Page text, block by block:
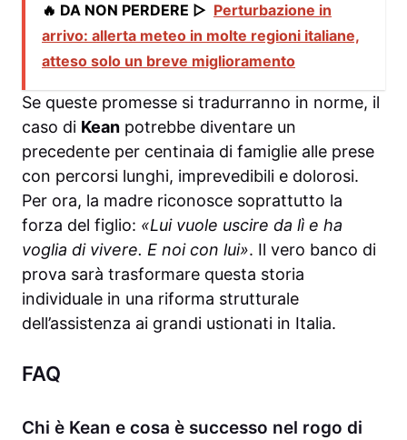
🔥 DA NON PERDERE ▷ Perturbazione in
arrivo: allerta meteo in molte regioni italiane,
atteso solo un breve miglioramento
Se queste promesse si tradurranno in norme, il
caso di Kean potrebbe diventare un
precedente per centinaia di famiglie alle prese
con percorsi lunghi, imprevedibili e dolorosi.
Per ora, la madre riconosce soprattutto la
forza del figlio: «Lui vuole uscire da lì e ha
voglia di vivere. E noi con lui». Il vero banco di
prova sarà trasformare questa storia
individuale in una riforma strutturale
dell’assistenza ai grandi ustionati in Italia.
FAQ
Chi è Kean e cosa è successo nel rogo di